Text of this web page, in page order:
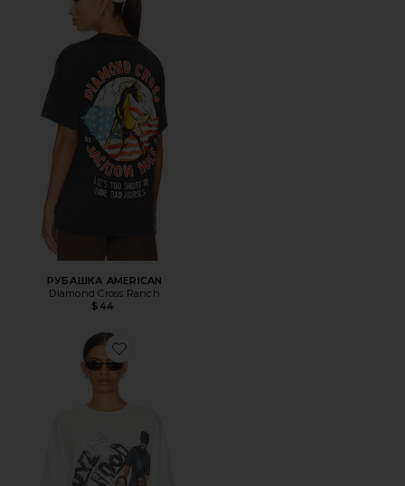
РУБАШКА AMERICAN
Diamond Cross Ranch
$44
Favorite СВОБОДНАЯ МАЙКА BOYZ N THE HOOD